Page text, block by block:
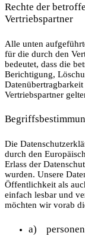
Rechte der
Vertriebspartner
Alle unten
für die durch den
bedeutet, dass die
Berichtigung,
Vertriebspartner
Die
durch den
Erlass der
wurden. Unsere
Öffentlichkeit als
einfach lesbar und
möchten wir vorab
a)